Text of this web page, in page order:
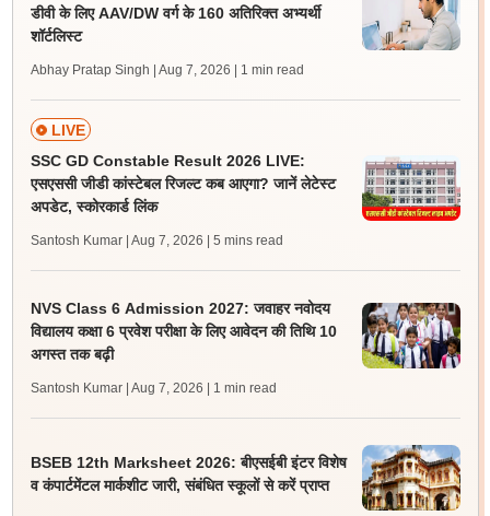
डीवी के लिए AAV/DW वर्ग के 160 अतिरिक्त अभ्यर्थी
शॉर्टलिस्ट
Abhay Pratap Singh | Aug 7, 2026 | 1 min read
LIVE
SSC GD Constable Result 2026 LIVE:
एसएससी जीडी कांस्टेबल रिजल्ट कब आएगा? जानें लेटेस्ट
अपडेट, स्कोरकार्ड लिंक
Santosh Kumar | Aug 7, 2026 | 5 mins read
NVS Class 6 Admission 2027: जवाहर नवोदय
विद्यालय कक्षा 6 प्रवेश परीक्षा के लिए आवेदन की तिथि 10
अगस्त तक बढ़ी
Santosh Kumar | Aug 7, 2026 | 1 min read
BSEB 12th Marksheet 2026: बीएसईबी इंटर विशेष
व कंपार्टमेंटल मार्कशीट जारी, संबंधित स्कूलों से करें प्राप्त